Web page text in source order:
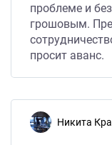
проблеме и
грошовым.
просит аванс.
Никита